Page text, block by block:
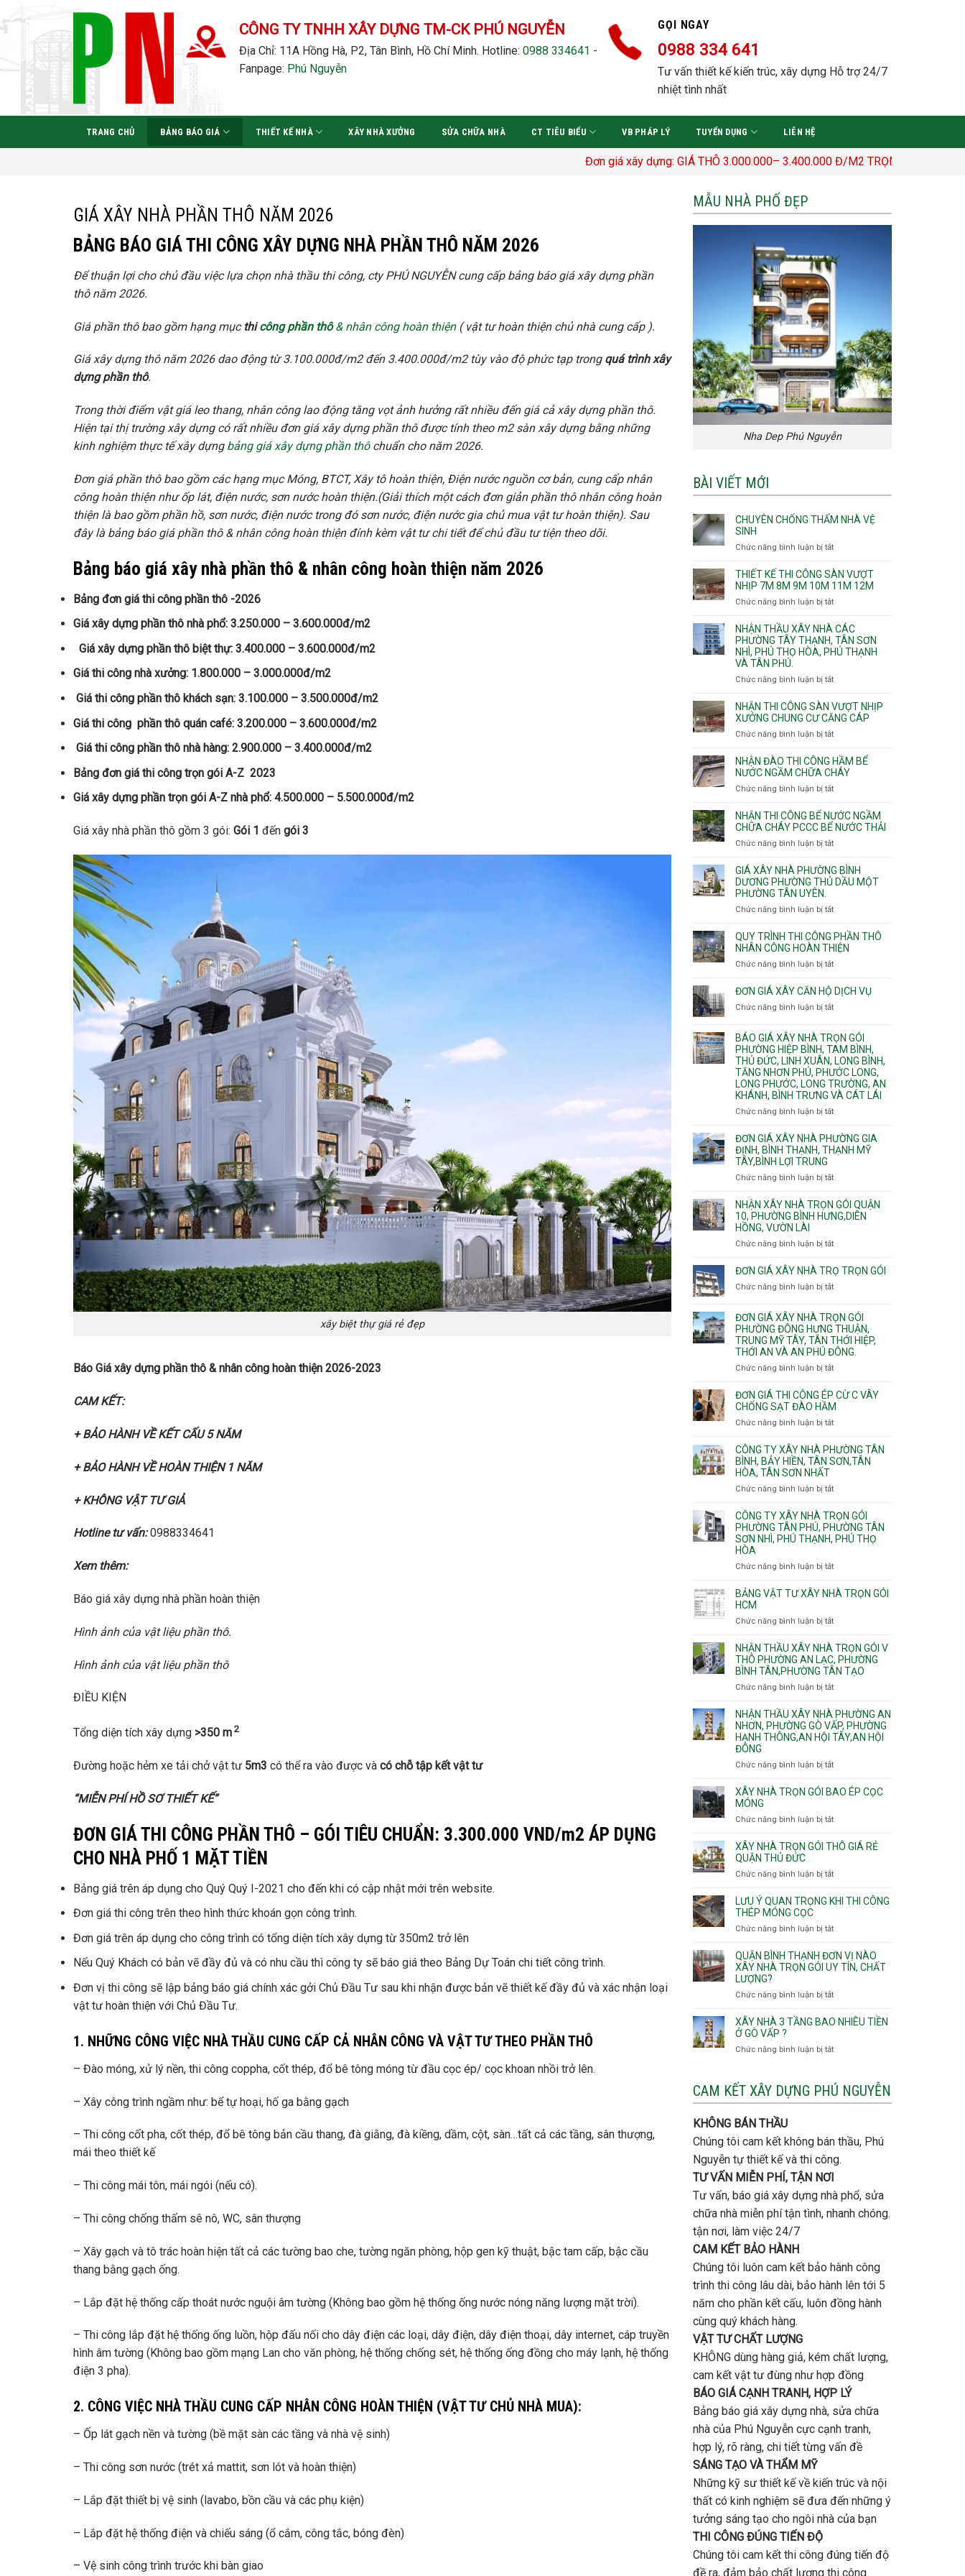
qua
CÔNG TY TNHH XÂY DỰNG TM-CK PHÚ NGUYỄN
Địa Chỉ: 11A Hồng Hà, P2, Tân Bình, Hồ Chí Minh. Hotline: 0988 334641 -
Fanpage: Phú Nguyễn
GỌI NGAY
0988 334 641
Tư vấn thiết kế kiến trúc, xây dựng Hỗ trợ 24/7
nhiệt tình nhất
TRANG CHỦ BẢNG BÁO GIÁ THIẾT KẾ NHÀ XÂY NHÀ XƯỞNG SỬA CHỮA NHÀ CT TIÊU BIỂU VB PHÁP LÝ TUYỂN DỤNG LIÊN HỆ
Đơn giá xây dựng: GIÁ THÔ 3.000.000– 3.400.000 Đ/M2 TRỌN GÓI 4,500,000-
GIÁ XÂY NHÀ PHẦN THÔ NĂM 2026
BẢNG BÁO GIÁ THI CÔNG XÂY DỰNG NHÀ PHẦN THÔ NĂM 2026
Để thuận lợi cho chủ đầu việc lựa chọn nhà thầu thi công, cty PHÚ NGUYỄN cung cấp bảng báo giá xây dựng phần
thô năm 2026.
Giá phần thô bao gồm hạng mục thicông phần thô& nhân công hoàn thiện ( vật tư hoàn thiện chủ nhà cung cấp ).
Giá xây dựng thô năm 2026 dao động từ 3.100.000đ/m2 đến 3.400.000đ/m2 tùy vào độ phức tạp trong quá trìnhxây
dựng phần thô.
Trong thời điểm vật giá leo thang, nhân công lao động tăng vọt ảnh hưởng rất nhiều đến giá cả xây dựng phần thô.
Hiện tại thị trường xây dựng có rất nhiều đơn giá xây dựng phần thô được tính theo m2 sàn xây dựng bằng những
kinh nghiệm thực tế xây dựng bảng giá xây dựng phần thôchuẩn cho năm 2026.
Đơn giá phần thô bao gồm các hạng mục Móng, BTCT, Xây tô hoàn thiện, Điện nước nguồn cơ bản, cung cấp nhân
công hoàn thiện như ốp lát, điện nước, sơn nước hoàn thiện.(Giải thích một cách đơn giản phần thô nhân công hoàn
thiện là bao gồm phần hồ, sơn nước, điện nước trong đó sơn nước, điện nước gia chủ mua vật tư hoàn thiện). Sau
đây là bảng báo giá phần thô & nhân công hoàn thiện đính kèm vật tư chi tiết để chủ đầu tư tiện theo dõi.
Bảng báo giá xây nhà phần thô & nhân công hoàn thiện năm 2026
Bảng đơn giá thi công phần thô -2026
Giá xây dựng phần thô nhà phổ: 3.250.000 – 3.600.000đ/m2
Giá xây dựng phần thô biệt thự: 3.400.000 – 3.600.000đ/m2
Giá thi công nhà xưởng: 1.800.000 – 3.000.000đ/m2
Giá thi công phần thô khách sạn: 3.100.000 – 3.500.000đ/m2
Giá thi công phần thô quán café: 3.200.000 – 3.600.000đ/m2
Giá thi công phần thô nhà hàng: 2.900.000 – 3.400.000đ/m2
Bảng đơn giá thi công trọn gói A-Z 2023
Giá xây dựng phần trọn gói A-Z nhà phổ: 4.500.000 – 5.500.000đ/m2
Giá xây nhà phần thô gồm 3 gói: Gói 1 đến gói 3
xây biệt thự giá rẻ đẹp
Báo Giá xây dựng phần thô & nhân công hoàn thiện 2026-2023
CAM KẾT:
+ BẢO HÀNH VỀ KẾT CẤU 5 NĂM
+ BẢO HÀNH VỀ HOÀN THIỆN 1 NĂM
+ KHÔNG VẬT TƯ GIẢ
Hotline tư vấn:0988334641
Xem thêm:
Báo giá xây dựng nhà phần hoàn thiện
Hình ảnh của vật liệu phần thô.
Hình ảnh của vật liệu phần thô
ĐIỀU KIỆN
Tổng diện tích xây dựng >350 m 2
Đường hoặc hẻm xe tải chở vật tư 5m3 có thể ra vào được và có chỗ tập kết vật tư
“MIỄN PHÍ HỒ SƠ THIẾT KẾ”
ĐƠN GIÁ THI CÔNG PHẦN THÔ – GÓI TIÊU CHUẨN: 3.300.000 VND/m2 ÁP DỤNG
CHO NHÀ PHỐ 1 MẶT TIỀN
Bảng giá trên áp dụng cho Quý Quý I-2021 cho đến khi có cập nhật mới trên website.
Đơn giá thi công trên theo hình thức khoán gọn công trình.
Đơn giá trên áp dụng cho công trình có tổng diện tích xây dựng từ 350m2 trở lên
Nếu Quý Khách có bản vẽ đầy đủ và có nhu cầu thì công ty sẽ báo giá theo Bảng Dự Toán chi tiết công trình.
Đơn vị thi công sẽ lập bảng báo giá chính xác gởi Chủ Đầu Tư sau khi nhận được bản vẽ thiết kế đầy đủ và xác nhận loại
vật tư hoàn thiện với Chủ Đầu Tư.
1. NHỮNG CÔNG VIỆC NHÀ THẦU CUNG CẤP CẢ NHÂN CÔNG VÀ VẬT TƯ THEO PHẦN THÔ
– Đào móng, xử lý nền, thi công coppha, cốt thép, đổ bê tông móng từ đầu cọc ép/ cọc khoan nhồi trở lên.
– Xây công trình ngầm như: bể tự hoại, hố ga bằng gạch
– Thi công cốt pha, cốt thép, đổ bê tông bản cầu thang, đà giằng, đà kiềng, dầm, cột, sàn…tất cả các tầng, sân thượng,
mái theo thiết kế
– Thi công mái tôn, mái ngói (nếu có).
– Thi công chống thấm sê nô, WC, sân thượng
– Xây gạch và tô trác hoàn hiện tất cả các tường bao che, tường ngăn phòng, hộp gen kỹ thuật, bậc tam cấp, bậc cầu
thang bằng gạch ống.
– Lắp đặt hệ thống cấp thoát nước nguội âm tường (Không bao gồm hệ thống ống nước nóng năng lượng mặt trời).
– Thi công lắp đặt hệ thống ống luồn, hộp đấu nối cho dây điện các loại, dây điện, dây điện thoại, dây internet, cáp truyền
hình âm tường (Không bao gồm mạng Lan cho văn phòng, hệ thống chống sét, hệ thống ống đồng cho máy lạnh, hệ thống
điện 3 pha).
2. CÔNG VIỆC NHÀ THẦU CUNG CẤP NHÂN CÔNG HOÀN THIỆN (VẬT TƯ CHỦ NHÀ MUA):
– Ốp lát gạch nền và tường (bề mặt sàn các tầng và nhà vệ sinh)
– Thi công sơn nước (trét xả mattit, sơn lót và hoàn thiện)
– Lắp đặt thiết bị vệ sinh (lavabo, bồn cầu và các phụ kiện)
– Lắp đặt hệ thống điện và chiếu sáng (ổ cắm, công tắc, bóng đèn)
– Vệ sinh công trình trước khi bàn giao
MẪU NHÀ PHỐ ĐẸP
Nha Dep Phú Nguyễn
BÀI VIẾT MỚI
CHUYÊN CHỐNG THẤM NHÀ VỆ
SINH
Chức năng bình luận bị tắtở
chống
thấm
sinh
THIẾT KẾ THI CÔNG SÀN VƯỢT
NHỊP 7M 8M 9M 10M 11M 12M
Chức năng bình luận bị tắtở
kế
thi
công
8m
9m
10m
12m
NHẬN THẦU XÂY NHÀ CÁC
PHƯỜNG TÂY THẠNH, TÂN SƠN
NHÌ, PHÚ THỌ HÒA, PHÚ THẠNH
VÀ TÂN PHÚ.
Chức năng bình luận bị tắtở
thầu
xây
phường
Tây
Thạnh,
Tân
Nhì,
Phú
Phú
Thạnh
và
Phú.
NHẬN THI CÔNG SÀN VƯỢT NHỊP
XƯỞNG CHUNG CƯ CĂNG CÁP
Chức năng bình luận bị tắtở
thi
công
xưởng
chung
cư
cáp
NHẬN ĐÀO THI CÔNG HẦM BỂ
NƯỚC NGẦM CHỮA CHÁY
Chức năng bình luận bị tắtở
đào
thi
nước
Ngầm
cháy
NHẬN THI CÔNG BỂ NƯỚC NGẦM
CHỮA CHÁY PCCC BỂ NƯỚC THẢI
Chức năng bình luận bị tắtở
thi
công
chữa
cháy
pccc
bể
thải
GIÁ XÂY NHÀ PHƯỜNG BÌNH
DƯƠNG PHƯỜNG THỦ DẦU MỘT
PHƯỜNG TÂN UYÊN.
Chức năng bình luận bị tắtở
xây
nhà
Phường
Thủ
Một
Phường
Tân
Uyên.
QUY TRÌNH THI CÔNG PHẦN THÔ
NHÂN CÔNG HOÀN THIỆN
Chức năng bình luận bị tắtở
trình
công
thô
nhân
công
hoàn
thiện
ĐƠN GIÁ XÂY CĂN HỘ DỊCH VỤ
Chức năng bình luận bị tắtở
giá
xây
căn
hộ
dịch
vụ
BÁO GIÁ XÂY NHÀ TRỌN GÓI
PHƯỜNG HIỆP BÌNH, TAM BÌNH,
THỦ ĐỨC, LINH XUÂN, LONG BÌNH,
TĂNG NHƠN PHÚ, PHƯỚC LONG,
LONG PHƯỚC, LONG TRƯỜNG, AN
KHÁNH, BÌNH TRƯNG VÀ CÁT LÁI
Chức năng bình luận bị tắtở
giá
xây
Phường
Hiệp
Bình,
Bình,
Đức,
Bình,
Tăng
Nhơn
Phú,
Phước
Long
Phước,
Khánh,
Bình
và
Lái
ĐƠN GIÁ XÂY NHÀ PHƯỜNG GIA
ĐỊNH, BÌNH THẠNH, THẠNH MỸ
TÂY,BÌNH LỢI TRUNG
Chức năng bình luận bị tắtở
giá
xây
Bình
Thạnh,
Mỹ
Tây,Bình
Lợi
Trung
NHẬN XÂY NHÀ TRỌN GÓI QUẬN
10, PHƯỜNG BÌNH HƯNG,DIÊN
HỒNG, VƯỜN LÀI
Chức năng bình luận bị tắtở
xây
trọn
Quận
10,
Phường
Bình
Hưng,Diên
Vườn
Lài
ĐƠN GIÁ XÂY NHÀ TRỌ TRỌN GÓI
Chức năng bình luận bị tắtở
giá
xây
nhà
trọ
gói
ĐƠN GIÁ XÂY NHÀ TRỌN GÓI
PHƯỜNG ĐÔNG HƯNG THUẬN,
TRUNG MỸ TÂY, TÂN THỚI HIỆP,
THỚI AN VÀ AN PHÚ ĐÔNG.
Chức năng bình luận bị tắtở
giá
xây
Phường
Đông
Thuận,
Mỹ
Tây,
Tân
Hiệp,
An
và
Phú
ĐƠN GIÁ THI CÔNG ÉP CỪ C VÂY
CHỐNG SẠT ĐÀO HẦM
Chức năng bình luận bị tắtở
giá
thi
vây
chống
sạt
hầm
CÔNG TY XÂY NHÀ PHƯỜNG TÂN
BÌNH, BẢY HIỀN, TÂN SƠN,TÂN
HÒA, TÂN SƠN NHẤT
Chức năng bình luận bị tắtở
ty
xây
nhà
Bảy
Hiền,
Sơn,Tân
Tân
Sơn
Nhất
CÔNG TY XÂY NHÀ TRỌN GÓI
PHƯỜNG TÂN PHÚ, PHƯỜNG TÂN
SƠN NHÌ, PHÚ THẠNH, PHÚ THỌ
HÒA
Chức năng bình luận bị tắtở
ty
Phường
Tân
Phú,
Phường
Sơn
Nhì,
Phú
Phú
Hòa
BẢNG VẬT TƯ XÂY NHÀ TRỌN GÓI
HCM
Chức năng bình luận bị tắtở
vật
tư
xây
HCM
NHẬN THẦU XÂY NHÀ TRỌN GÓI V
THÔ PHƯỜNG AN LẠC, PHƯỜNG
BÌNH TÂN,PHƯỜNG TÂN TẠO
Chức năng bình luận bị tắtở
thầu
xây
nhà
Phường
Lạc,
Bình
Tân
NHẬN THẦU XÂY NHÀ PHƯỜNG AN
NHƠN, PHƯỜNG GÒ VẤP, PHƯỜNG
HẠNH THÔNG,AN HỘI TÂY,AN HỘI
ĐÔNG
Chức năng bình luận bị tắtở
thầu
An
Nhơn,
Gò
Phường
Hội
Đông
XÂY NHÀ TRỌN GÓI BAO ÉP CỌC
MÓNG
Chức năng bình luận bị tắtở
nhà
cọc
XÂY NHÀ TRỌN GÓI THÔ GIÁ RẺ
QUẬN THỦ ĐỨC
Chức năng bình luận bị tắtở
nhà
rẻ
Quận
Đức
LƯU Ý QUAN TRỌNG KHI THI CÔNG
THÉP MÓNG CỌC
Chức năng bình luận bị tắtở
ý
quan
thép
cọc
QUẬN BÌNH THẠNH ĐƠN VỊ NÀO
XÂY NHÀ TRỌN GÓI UY TÍN, CHẤT
LƯỢNG?
Chức năng bình luận bị tắtở
Bình
xây
nhà
trọn
tín,
lượng?
XÂY NHÀ 3 TẦNG BAO NHIÊU TIỀN
Ở GÒ VẤP ?
Chức năng bình luận bị tắtở
3
tầng
tiền
ở
Gò
Vấp
?
CAM KẾT XÂY DỰNG PHÚ NGUYỄN
KHÔNG BÁN THẦU
Chúng tôi cam kết không bán thầu, Phú
Nguyễn tự thiết kế và thi công.
TƯ VẤN MIỄN PHÍ, TẬN NƠI
Tư vấn, báo giá xây dựng nhà phổ, sửa
chữa nhà miễn phí tận tình, nhanh chóng.
tận nơi, làm việc 24/7
CAM KẾT BẢO HÀNH
Chúng tôi luôn cam kết bảo hành công
trình thi công lâu dài, bảo hành lên tới 5
năm cho phần kết cấu, luôn đồng hành
cùng quý khách hàng.
VẬT TƯ CHẤT LƯỢNG
KHÔNG dùng hàng giả, kém chất lượng,
cam kết vật tư đùng như hợp đồng
BÁO GIÁ CẠNH TRANH, HỢP LÝ
Bảng báo giá xây dựng nhà, sửa chữa
nhà của Phú Nguyễn cực cạnh tranh,
hợp lý, rõ ràng, chi tiết từng vấn đề
SÁNG TẠO VÀ THẨM MỸ
Những kỹ sư thiết kế về kiến trúc và nội
thất có kinh nghiệm sẽ đưa đến những ý
tưởng sáng tạo cho ngôi nhà của bạn
THI CÔNG ĐÚNG TIẾN ĐỘ
Chúng tôi cam kết thi công đúng tiến độ
đề ra, đảm bảo chất lượng thi công